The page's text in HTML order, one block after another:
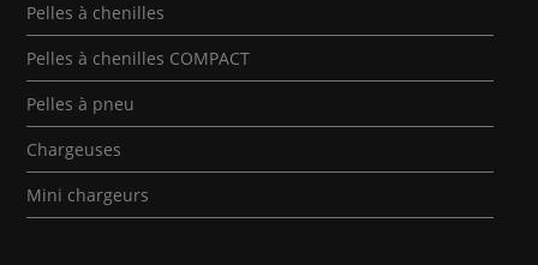
Pelles à chenilles
Pelles à chenilles COMPACT
Pelles à pneu
Chargeuses
Mini chargeurs